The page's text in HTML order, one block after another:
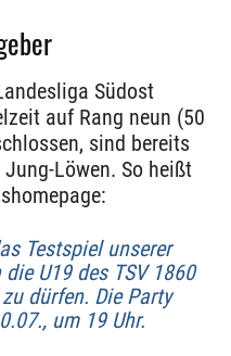
Südost
auf Rang neun (50
sind bereits
Löwen. So heißt
Testspiel unserer
U19 des TSV 1860
dürfen. Die Party
um 19 Uhr.